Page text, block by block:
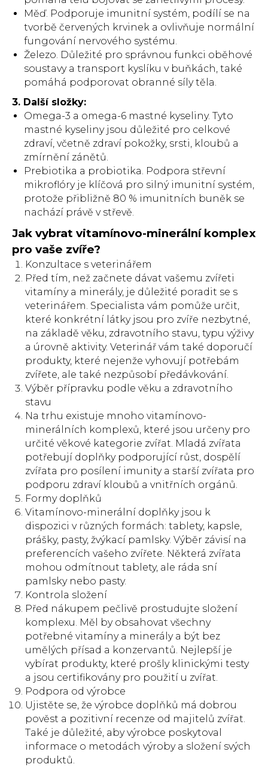
Měď. Podporuje imunitní systém, podílí se na
tvorbě červených krvinek a ovlivňuje normální
fungování nervového systému.
Železo. Důležité pro správnou funkci oběhové
soustavy a transport kyslíku v buňkách, také
pomáhá podporovat obranné síly těla.
3. Další složky:
Omega-3 a omega-6 mastné kyseliny. Tyto
mastné kyseliny jsou důležité pro celkové
zdraví, včetně zdraví pokožky, srsti, kloubů a
zmírnění zánětů.
Prebiotika a probiotika. Podpora střevní
mikroflóry je klíčová pro silný imunitní systém,
protože přibližně 80 % imunitních buněk se
nachází právě v střevě.
Jak vybrat vitamínovo-minerální komplex
pro vaše zvíře?
Konzultace s veterinářem
Před tím, než začnete dávat vašemu zvířeti
vitamíny a minerály, je důležité poradit se s
veterinářem. Specialista vám pomůže určit,
které konkrétní látky jsou pro zvíře nezbytné,
na základě věku, zdravotního stavu, typu výživy
a úrovně aktivity. Veterinář vám také doporučí
produkty, které nejenže vyhovují potřebám
zvířete, ale také nezpůsobí předávkování.
Výběr přípravku podle věku a zdravotního
stavu
Na trhu existuje mnoho vitamínovo-
minerálních komplexů, které jsou určeny pro
určité věkové kategorie zvířat. Mladá zvířata
potřebují doplňky podporující růst, dospělí
zvířata pro posílení imunity a starší zvířata pro
podporu zdraví kloubů a vnitřních orgánů.
Formy doplňků
Vitamínovo-minerální doplňky jsou k
dispozici v různých formách: tablety, kapsle,
prášky, pasty, žvýkací pamlsky. Výběr závisí na
preferencích vašeho zvířete. Některá zvířata
mohou odmítnout tablety, ale ráda sní
pamlsky nebo pasty.
Kontrola složení
Před nákupem pečlivě prostudujte složení
komplexu. Měl by obsahovat všechny
potřebné vitamíny a minerály a být bez
umělých přísad a konzervantů. Nejlepší je
vybírat produkty, které prošly klinickými testy
a jsou certifikovány pro použití u zvířat.
Podpora od výrobce
Ujistěte se, že výrobce doplňků má dobrou
pověst a pozitivní recenze od majitelů zvířat.
Také je důležité, aby výrobce poskytoval
informace o metodách výroby a složení svých
produktů.